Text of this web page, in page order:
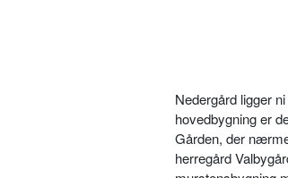
Nedergård ligger
hovedbygning er
Gården, der
herregård